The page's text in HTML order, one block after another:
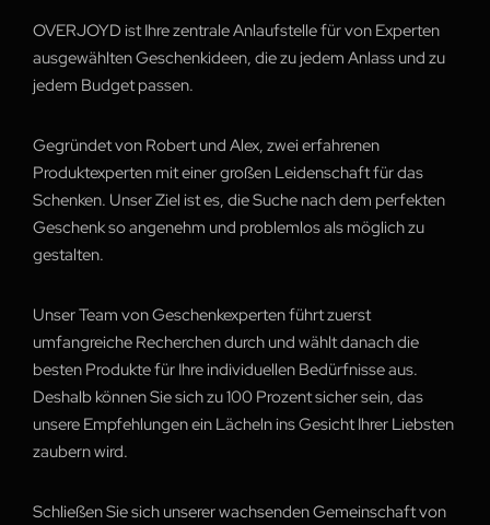
OVERJOYD ist Ihre zentrale Anlaufstelle für von Experten
ausgewählten Geschenkideen, die zu jedem Anlass und zu
jedem Budget passen.
Gegründet von Robert und Alex, zwei erfahrenen
Produktexperten mit einer großen Leidenschaft für das
Schenken. Unser Ziel ist es, die Suche nach dem perfekten
Geschenk so angenehm und problemlos als möglich zu
gestalten.
Unser Team von Geschenkexperten führt zuerst
umfangreiche Recherchen durch und wählt danach die
besten Produkte für Ihre individuellen Bedürfnisse aus.
Deshalb können Sie sich zu 100 Prozent sicher sein, das
unsere Empfehlungen ein Lächeln ins Gesicht Ihrer Liebsten
zaubern wird.
Schließen Sie sich unserer wachsenden Gemeinschaft von